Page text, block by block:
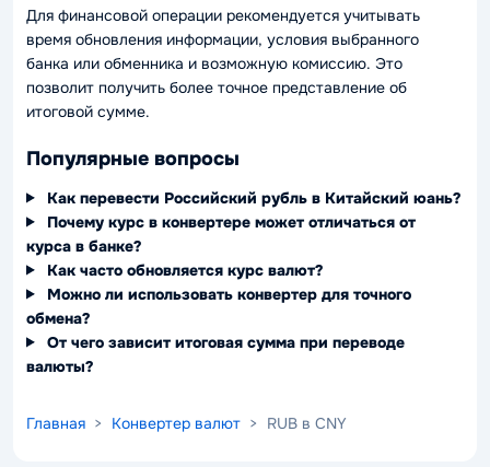
Для финансовой операции рекомендуется учитывать
время обновления информации, условия выбранного
банка или обменника и возможную комиссию. Это
позволит получить более точное представление об
итоговой сумме.
Популярные вопросы
Как перевести Российский рубль в Китайский юань?
Почему курс в конвертере может отличаться от
курса в банке?
Как часто обновляется курс валют?
Можно ли использовать конвертер для точного
обмена?
От чего зависит итоговая сумма при переводе
валюты?
Главная > Конвертер валют > RUB в CNY